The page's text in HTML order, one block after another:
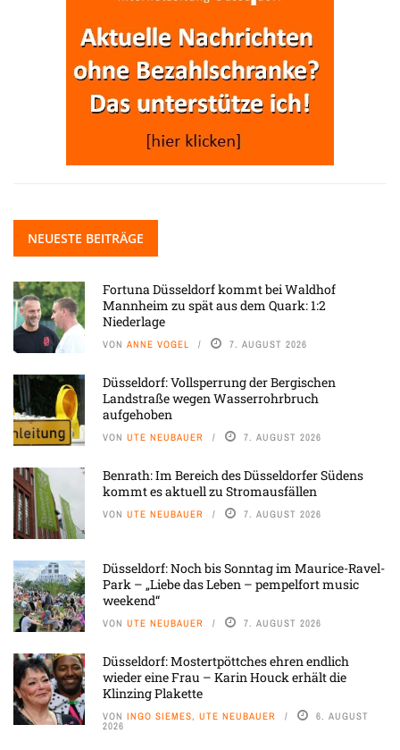
NEUESTE BEITRÄGE
Fortuna Düsseldorf kommt bei Waldhof
Mannheim zu spät aus dem Quark: 1:2
Niederlage
VON ANNE VOGEL 7. AUGUST 2026
Düsseldorf: Vollsperrung der Bergischen
Landstraße wegen Wasserrohrbruch
aufgehoben
VON UTE NEUBAUER 7. AUGUST 2026
Benrath: Im Bereich des Düsseldorfer Südens
kommt es aktuell zu Stromausfällen
VON UTE NEUBAUER 7. AUGUST 2026
Düsseldorf: Noch bis Sonntag im Maurice-Ravel-
Park – „Liebe das Leben – pempelfort music
weekend“
VON UTE NEUBAUER 7. AUGUST 2026
Düsseldorf: Mostertpöttches ehren endlich
wieder eine Frau – Karin Houck erhält die
Klinzing Plakette
VON INGO SIEMES, UTE NEUBAUER 6. AUGUST
2026